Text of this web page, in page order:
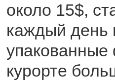
около 15$,
каждый день
курорте